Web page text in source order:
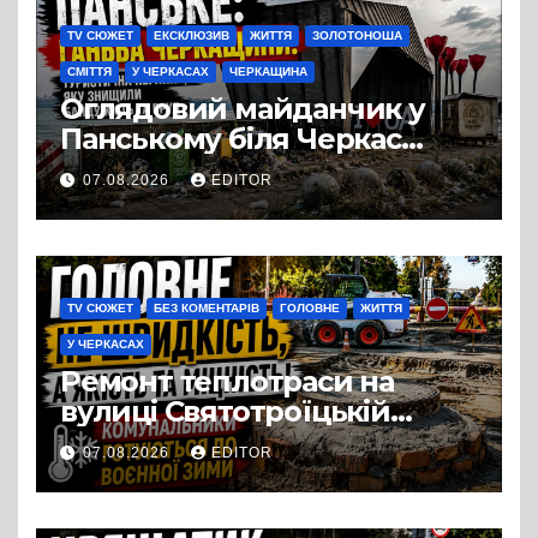
TV СЮЖЕТ ЕКСКЛЮЗИВ ЖИТТЯ ЗОЛОТОНОША
СМІТТЯ У ЧЕРКАСАХ ЧЕРКАЩИНА
Оглядовий майданчик у
Панському біля Черкас
перетворився на занедбане
сміттєзвалище
07.08.2026 EDITOR
TV СЮЖЕТ БЕЗ КОМЕНТАРІВ ГОЛОВНЕ ЖИТТЯ
У ЧЕРКАСАХ
Ремонт теплотраси на
вулиці Святотроїцькій
затягнувся порівняно із
запланованими термінами.
Вулицю досі не відкрили
07.08.2026 EDITOR